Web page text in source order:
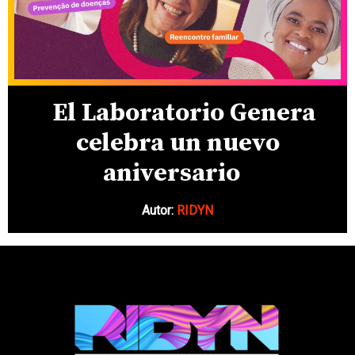
El Laboratorio Genera
celebra un nuevo
aniversario
Autor: RIDYN